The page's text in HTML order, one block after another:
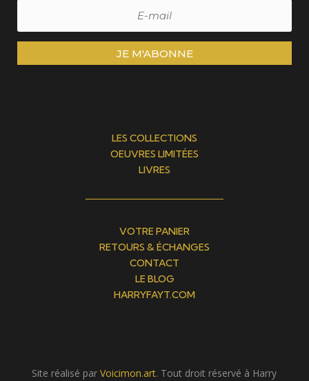
JE M'ABONNE
LES COLLECTIONS
OEUVRES LIMITÉES
LIVRES
VOTRE PANIER
RETOURS & ÉCHANGES
CONTACT
LE BLOG
HARRYFAYT.COM
Site réalisé parVoicimon.art. Tout droit réservé à Harry